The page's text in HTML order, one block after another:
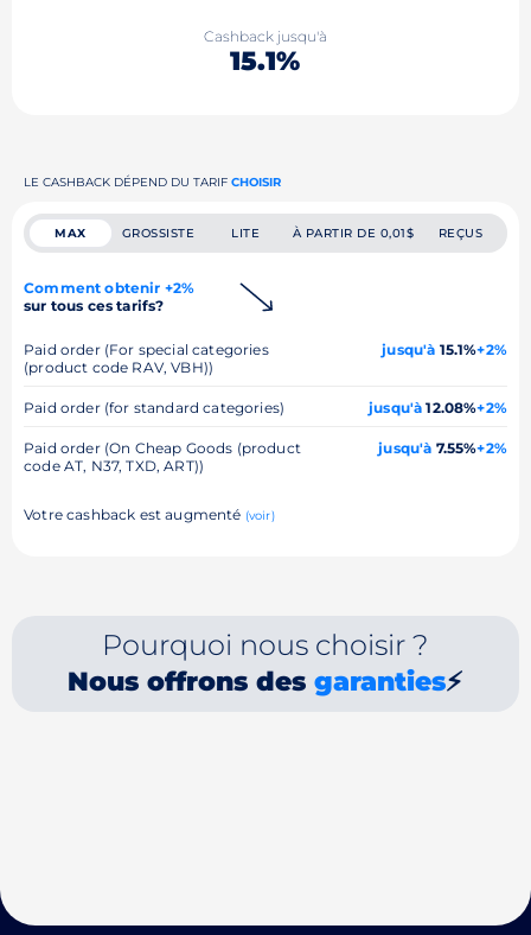
Cashback jusqu'à
15.1%
LE CASHBACK DÉPEND DU TARIF CHOISIR
MAX GROSSISTE LITE À PARTIR DE 0,01$ REÇUS
Comment obtenir +2%
sur tous ces tarifs?
Paid order (For special categories
(product code RAV, VBH))
jusqu'à 15.1%+2%
Paid order (for standard categories) jusqu'à 12.08%+2%
Paid order (On Cheap Goods (product
code AT, N37, TXD, ART))
jusqu'à 7.55%+2%
Votre cashback est augmenté (voir)
Pourquoi nous choisir ?
Nous offrons desgaranties⚡